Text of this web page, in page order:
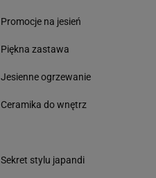
Promocje na jesień
Piękna zastawa
Jesienne ogrzewanie
Ceramika do wnętrz
Sekret stylu japandi